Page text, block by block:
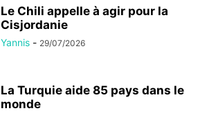
Le Chili appelle à agir pour la
Cisjordanie
Yannis - 29/07/2026
La Turquie aide 85 pays dans le
monde